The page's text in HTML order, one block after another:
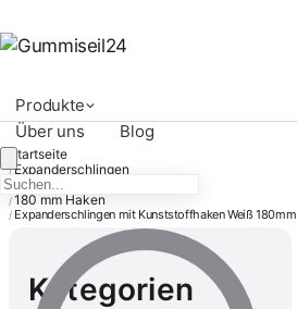
Produkte
Über uns
Blog
Startseite
/ Expanderschlingen
/ Expanderschlingen mit Haken
/ 180 mm Haken
/ Expanderschlingen mit Kunststoffhaken Weiß 180mm
Kategorien